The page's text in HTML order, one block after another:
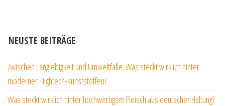
NEUSTE BEITRÄGE
Zwischen Langlebigkeit und Umweltfalle: Was steckt wirklich hinter
modernen Hightech-Kunststoffen?
Was steckt wirklich hinter hochwertigem Fleisch aus deutscher Haltung?